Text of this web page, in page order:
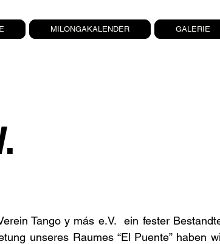
MILONGAKALENDER GALERIE
Tango y más e.V. ein fester
unseres Raumes “El Puente” haben